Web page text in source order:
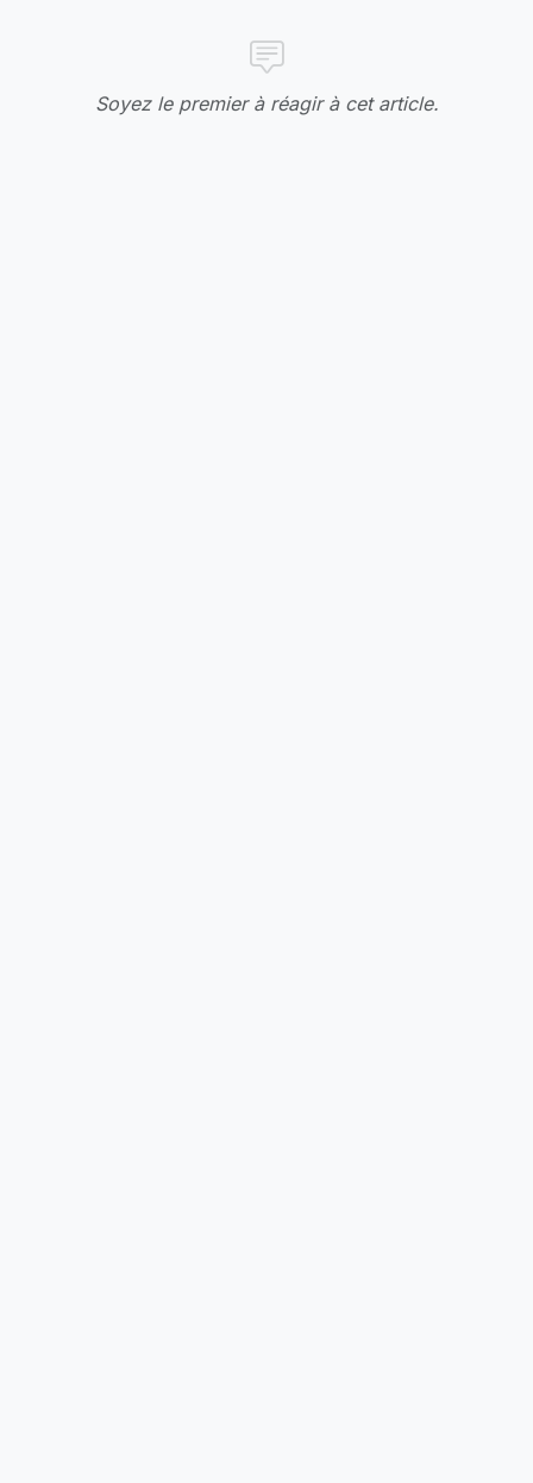
Soyez le premier à réagir à cet article.